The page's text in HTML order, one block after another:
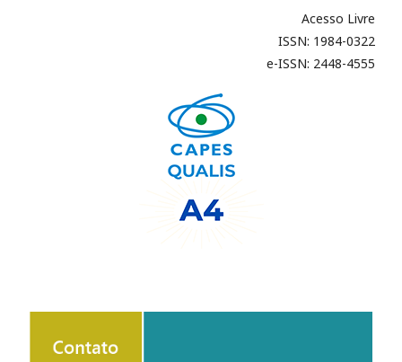
Acesso Livre
ISSN: 1984-0322
e-ISSN: 2448-4555